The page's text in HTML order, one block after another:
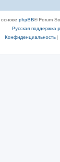
phpBB® Forum
Русская поддержка
Конфиденциальность|